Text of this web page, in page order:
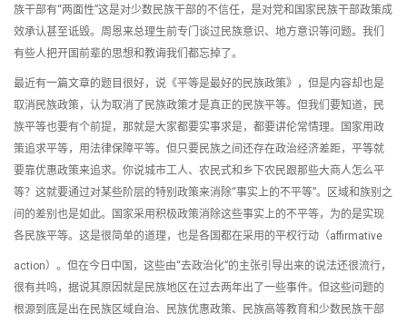
族干部有“两面性”这是对少数民族干部的不信任，是对党和国家民族干部政策成
效承认甚至诋毁。周恩来总理生前专门谈过民族意识、地方意识等问题。我们
有些人把开国前辈的思想和教诲我们都忘掉了。
最近有一篇文章的题目很好，说《平等是最好的民族政策》，但是内容却也是
取消民族政策，认为取消了民族政策才是真正的民族平等。但我们要知道，民
族平等也要有个前提，那就是大家都要实事求是，都要讲伦常情理。国家用政
策追求平等，用法律保障平等。但只要民族之间还存在政治经济差距，平等就
要靠优惠政策来追求。你说城市工人、农民式和乡下农民跟那些大商人怎么平
等？这就要通过对某些阶层的特别政策来消除“事实上的不平等”。区域和族别之
间的差别也是如此。国家采用积极政策消除这些事实上的不平等，为的是实现
各民族平等。这是很简单的道理，也是各国都在采用的平权行动（affirmative
action）。但在今日中国，这些由“去政治化”的主张引导出来的说法还很流行，
很有共鸣，据说其原因就是民族地区在过去两年出了一些事件。但这些问题的
根源到底是出在民族区域自治、民族优惠政策、民族高等教育和少数民族干部